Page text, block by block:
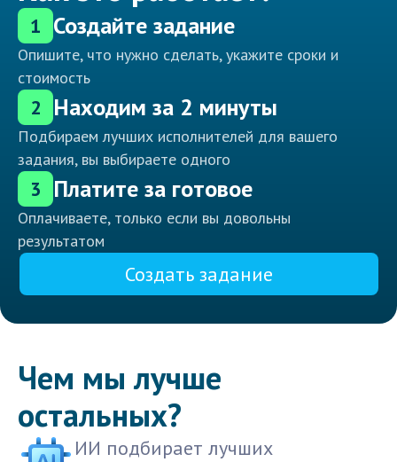
1 Создайте задание
Опишите, что нужно сделать, укажите сроки и
стоимость
2 Находим за 2 минуты
Подбираем лучших исполнителей для вашего
задания, вы выбираете одного
3 Платите за готовое
Оплачиваете, только если вы довольны
результатом
Создать задание
Чем мы лучше
остальных?
ИИ подбирает лучших